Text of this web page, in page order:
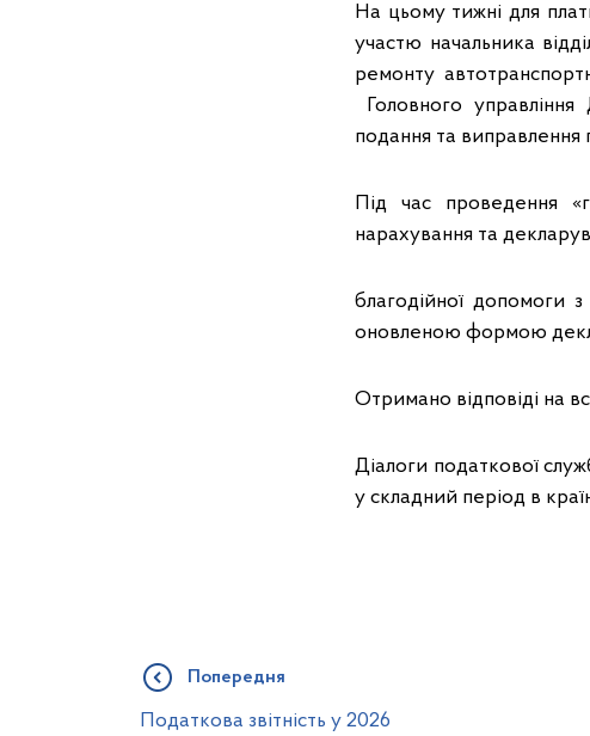
На цьому тижні для
участю начальника
ремонту
Головного
подання та
Під час проведення
нарахування та
благодійної допомоги
оновленою формою
Отримано відповіді на
Діалоги податкової
у складний період в
Попередня
Податкова звітність у 2026